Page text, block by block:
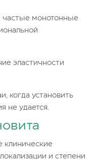
частые монотонные
эластичности
когда установить
не удается.
клинические
и степени